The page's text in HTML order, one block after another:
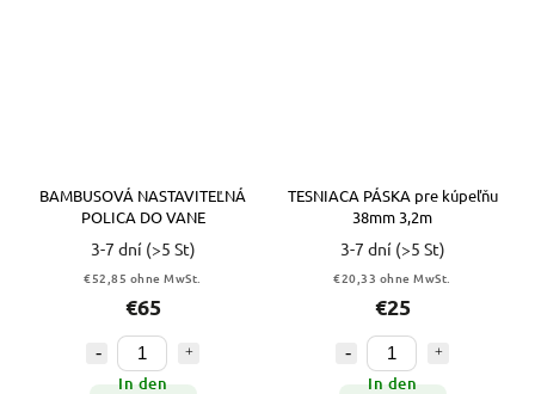
BAMBUSOVÁ NASTAVITEĽNÁ
POLICA DO VANE
3-7 dní (>5 St)
€52,85 ohne MwSt.
€65
In den
TESNIACA PÁSKA pre kúpeľňu
38mm 3,2m
3-7 dní (>5 St)
€20,33 ohne MwSt.
€25
In den